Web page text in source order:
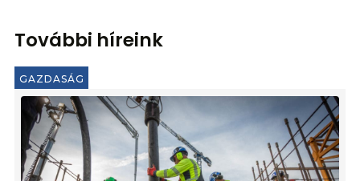
További híreink
GAZDASÁG